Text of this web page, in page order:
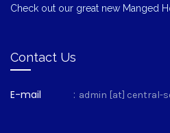
Check out our great new Manged
Contact Us
E-mail : admin [at] central-